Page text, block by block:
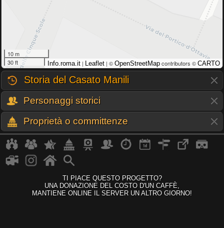
10 m
30 ft
Info.roma.it | Leaflet | © OpenStreetMap contributors © CARTO
Storia del Casato Manili
Personaggi storici
Proprietà o committenze
TI PIACE QUESTO PROGETTO?
UNA DONAZIONE DEL COSTO D'UN CAFFÈ,
MANTIENE ONLINE IL SERVER UN ALTRO GIORNO!